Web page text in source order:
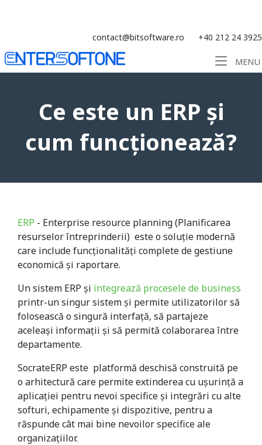
contact@bitsoftware.ro +40 212 24 3925
Home MENU
Ce este un ERP și
cum funcționează?
ERP - Enterprise resource planning (Planificarea
resurselor întreprinderii) este o soluție modernă
care include funcționalități complete de gestiune
economică și raportare.
Un sistem ERP și integrează procesele de business
printr-un singur sistem și permite utilizatorilor să
folosească o singură interfață, să partajeze
aceleași informații și să permită colaborarea între
departamente.
SocrateERP este platformă deschisă construită pe
o arhitectură care permite extinderea cu ușurință a
aplicației pentru nevoi specifice și integrări cu alte
softuri, echipamente și dispozitive, pentru a
răspunde cât mai bine nevoilor specifice ale
organizațiilor.